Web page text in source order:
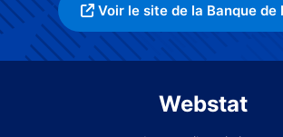
Voir le site de la Banque de
Webstat